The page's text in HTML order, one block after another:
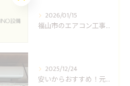
2026/01/15
福山市のエアコン工事ならUNO設備へどうぞ
2025/12/24
安いからおすすめ！元消防士の倉敷エアコン取り付け業者はUNO設備へ！